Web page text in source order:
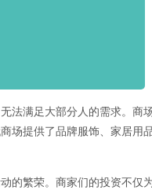
法满足大部分人的需求。商
场提供了品牌服饰、家居用
的繁荣。商家们的投资不仅